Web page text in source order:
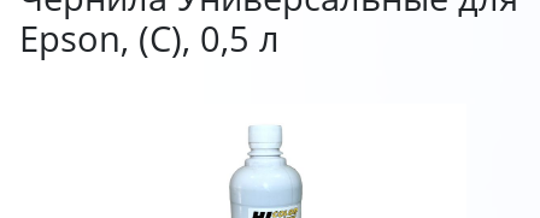
Epson, (C), 0,5 л